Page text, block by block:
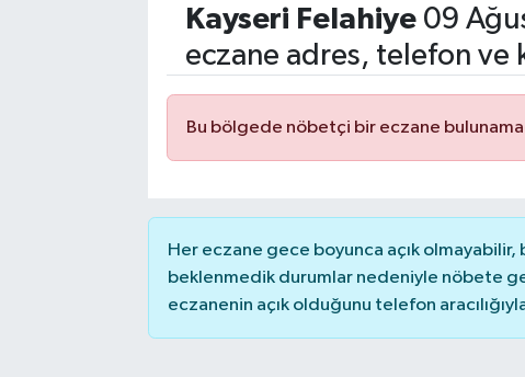
Kayseri Felahiye09
eczane adres, telefon ve
Bu bölgede nöbetçi bir eczane
Her eczane gece boyunca açık
beklenmedik durumlar nedeniyle nöbete
eczanenin açık olduğunu telefon